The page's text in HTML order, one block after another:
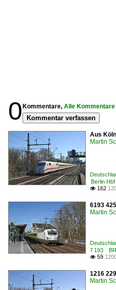
0 Kommentare, Alle Kommentare
Kommentar verfassen
Aus
Martin
Berlin
 162
6193
Martin
7 193
 59
1216
Martin